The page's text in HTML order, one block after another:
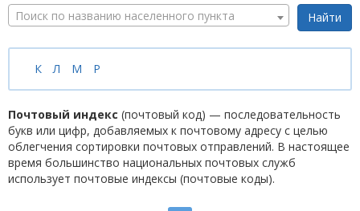
Поиск по названию населенного пункта
К Л М Р
Почтовый индекс (почтовый код) — последовательность
букв или цифр, добавляемых к почтовому адресу с целью
облегчения сортировки почтовых отправлений. В настоящее
время большинство национальных почтовых служб
использует почтовые индексы (почтовые коды).